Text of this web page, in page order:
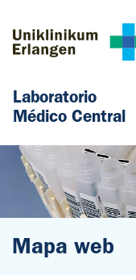
Laboratorio
Médico Central
Mapa web